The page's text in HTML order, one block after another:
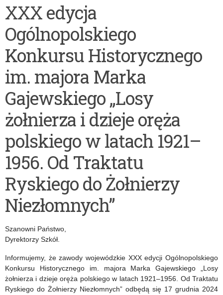
XXX edycja
Ogólnopolskiego
Konkursu Historycznego
im. majora Marka
Gajewskiego „Losy
żołnierza i dzieje oręża
polskiego w latach 1921–
1956. Od Traktatu
Ryskiego do Żołnierzy
Niezłomnych”
Szanowni Państwo,
Dyrektorzy Szkół.
Informujemy, że zawody wojewódzkie XXX edycji Ogólnopolskiego
Konkursu Historycznego im. majora Marka Gajewskiego „Losy
żołnierza i dzieje oręża polskiego w latach 1921–1956. Od Traktatu
Ryskiego do Żołnierzy Niezłomnych” odbędą się 17 grudnia 2024
Ogólnopolski
Festiwal
Piosenki
pt.
Powróćmy
do
piękna
w
słowie
i
muzyce
w
Wyszkowie
dotacyjny
„Pamiętajmy
o
Bohaterach
Podziemnej
Armii”
Fundacji
Krajowej
w
Londynie